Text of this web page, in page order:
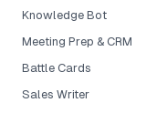
Knowledge Bot
Meeting Prep & CRM
Battle Cards
Sales Writer